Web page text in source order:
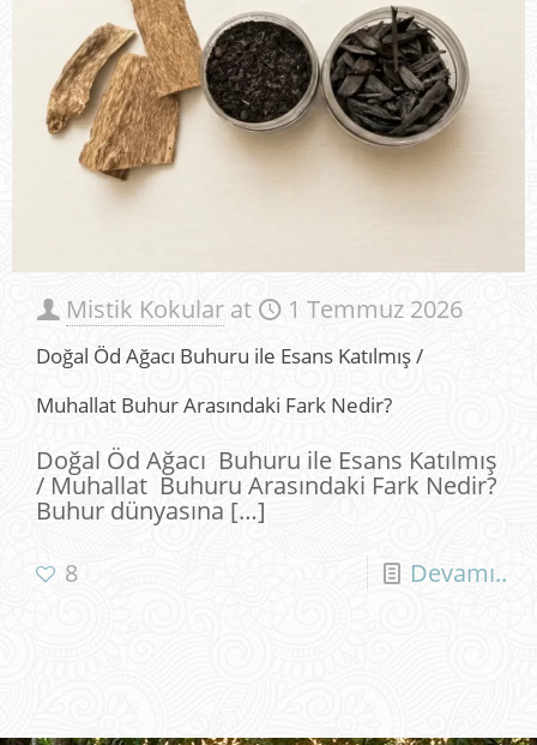
Mistik Kokular at 1 Temmuz 2026
Doğal Öd Ağacı Buhuru ile Esans Katılmış /
Muhallat Buhur Arasındaki Fark Nedir?
Doğal Öd Ağacı Buhuru ile Esans Katılmış
/ Muhallat Buhuru Arasındaki Fark Nedir?
Buhur dünyasına […]
8
Devamı..